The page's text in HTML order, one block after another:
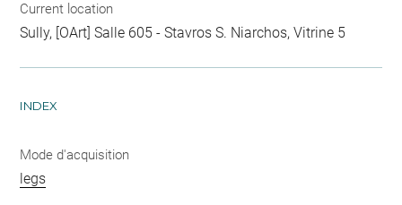
Current location
Sully, [OArt] Salle 605 - Stavros S. Niarchos, Vitrine 5
INDEX
Mode d'acquisition
legs